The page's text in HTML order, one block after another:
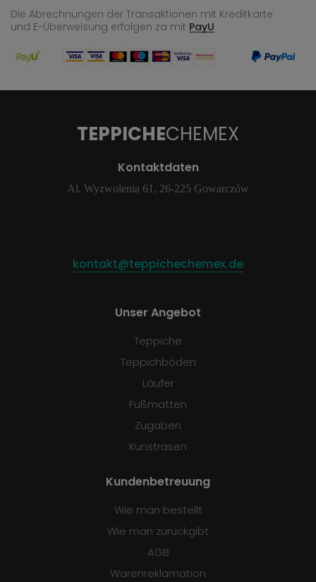
Die Abrechnungen der Transaktionen mit Kreditkarte
und E-Überweisung erfolgen za mit PayU
TEPPICHECHEMEX
Kontaktdaten
Al. Wyzwolenia 61, 26-225 Gowarczów
kontakt@teppichechemex.de
Unser Angebot
Teppiche
Teppichböden
Läufer
Fußmatten
Zugaben
Kunstrasen
Kundenbetreuung
Wie man bestellt
Wie man zurückgibt
AGB
Warenreklamation